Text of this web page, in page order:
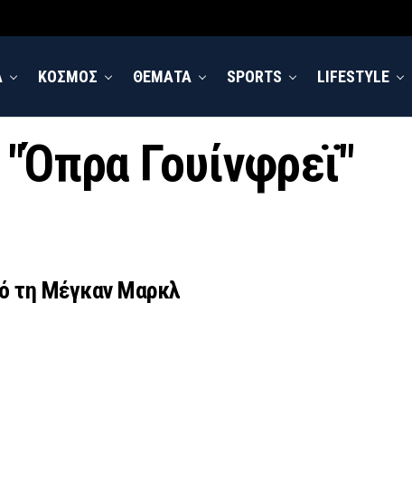
ΚΟΣΜΟΣ ΘΕΜΑΤΑ SPORTS LIFESTYLE
Γουίνφρεϊ"
τη Μέγκαν Μαρκλ